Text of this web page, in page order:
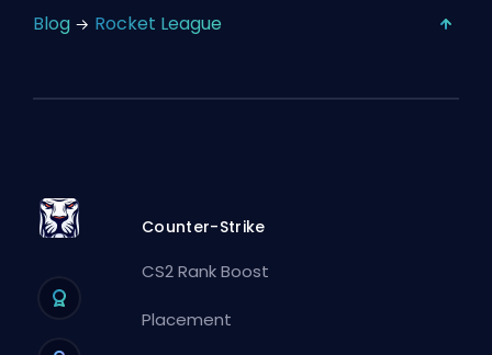
Blog Rocket League
Counter-Strike
CS2 Rank Boost
Placement